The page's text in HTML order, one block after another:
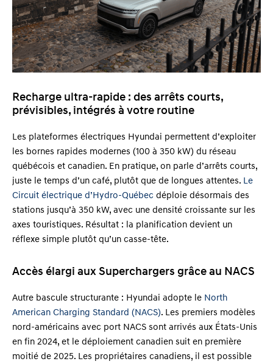
Recharge ultra-rapide : des arrêts courts,
prévisibles, intégrés à votre routine
Les plateformes électriques Hyundai permettent d’exploiter
les bornes rapides modernes (100 à 350 kW) du réseau
québécois et canadien. En pratique, on parle d’arrêts courts,
juste le temps d’un café, plutôt que de longues attentes. Le
Circuit électrique d’Hydro-Québec déploie désormais des
stations jusqu’à 350 kW, avec une densité croissante sur les
axes touristiques. Résultat : la planification devient un
réflexe simple plutôt qu’un casse-tête.
Accès élargi aux Superchargers grâce au NACS
Autre bascule structurante : Hyundai adopte le North
American Charging Standard (NACS). Les premiers modèles
nord-américains avec port NACS sont arrivés aux États-Unis
en fin 2024, et le déploiement canadien suit en première
moitié de 2025. Les propriétaires canadiens, il est possible